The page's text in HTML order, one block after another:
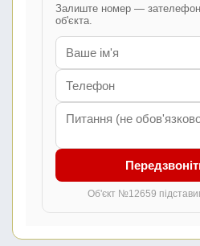
Залиште номер —
об'єкта.
Об'єкт №12659